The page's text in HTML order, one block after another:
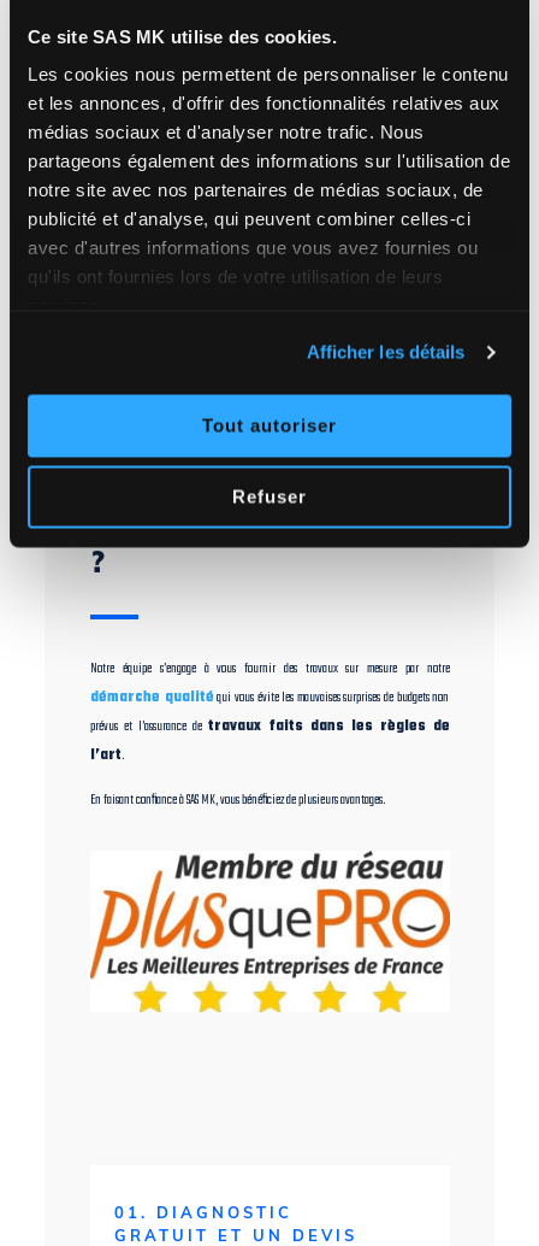
Ce site SAS MK utilise des cookies.
Les cookies nous permettent de personnaliser le contenu
et les annonces, d'offrir des fonctionnalités relatives aux
médias sociaux et d'analyser notre trafic. Nous
partageons également des informations sur l'utilisation de
notre site avec nos partenaires de médias sociaux, de
publicité et d'analyse, qui peuvent combiner celles-ci
avec d'autres informations que vous avez fournies ou
qu'ils ont fournies lors de votre utilisation de leurs
Afficher les détails
Tout autoriser
Refuser
7 000
MÈTRES LINÉAIRES DE GOUTTIÈRES POSÉES /
8 000
Pourquoichoisir SAS MK
?
Notre équipe s’engage à vous fournir des travaux sur mesure par notre
démarche qualitéqui vous évite les mauvaises surprises de budgets non
prévus et l’assurance detravaux faits dans les règles de
l’art.
En faisant confiance à SAS MK, vous bénéficiez de plusieurs avantages.
01. DIAGNOSTIC
GRATUIT ET UN DEVIS